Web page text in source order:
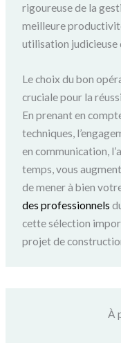
rigoureuse de la
meilleure
utilisation judicieuse
Le choix du bon
cruciale pour la
En prenant en
techniques,
en communication,
temps, vous
de mener à bien
des professionnels
cette sélection
projet de
À